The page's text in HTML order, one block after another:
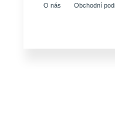
O nás Obchodní